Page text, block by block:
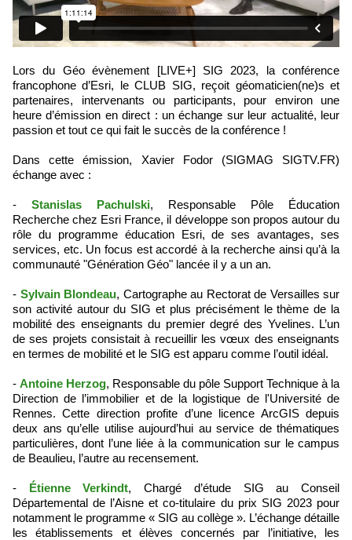
Lors du Géo évènement [LIVE+] SIG 2023, la conférence
francophone d’Esri, le CLUB SIG, reçoit géomaticien(ne)s et
partenaires, intervenants ou participants, pour environ une
heure d’émission en direct : un échange sur leur actualité, leur
passion et tout ce qui fait le succès de la conférence !
Dans cette émission, Xavier Fodor (SIGMAG SIGTV.FR)
échange avec :
- Stanislas Pachulski, Responsable Pôle Éducation
Recherche chez Esri France, il développe son propos autour du
rôle du programme éducation Esri, de ses avantages, ses
services, etc. Un focus est accordé à la recherche ainsi qu’à la
communauté "Génération Géo" lancée il y a un an.
- Sylvain Blondeau, Cartographe au Rectorat de Versailles sur
son activité autour du SIG et plus précisément le thème de la
mobilité des enseignants du premier degré des Yvelines. L’un
de ses projets consistait à recueillir les vœux des enseignants
en termes de mobilité et le SIG est apparu comme l’outil idéal.
- Antoine Herzog, Responsable du pôle Support Technique à la
Direction de l’immobilier et de la logistique de l'Université de
Rennes. Cette direction profite d’une licence ArcGIS depuis
deux ans qu’elle utilise aujourd’hui au service de thématiques
particulières, dont l’une liée à la communication sur le campus
de Beaulieu, l’autre au recensement.
- Étienne Verkindt, Chargé d’étude SIG au Conseil
Départemental de l’Aisne et co-titulaire du prix SIG 2023 pour
notamment le programme « SIG au collège ». L’échange détaille
les établissements et élèves concernés par l’initiative, les